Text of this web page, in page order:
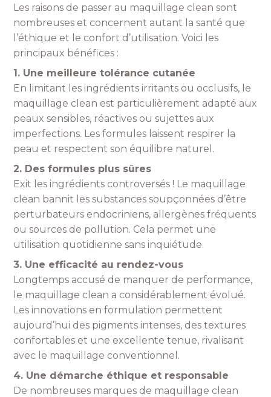
Les raisons de passer au maquillage clean sont
nombreuses et concernent autant la santé que
l’éthique et le confort d’utilisation. Voici les
principaux bénéfices :
1. Une meilleure tolérance cutanée
En limitant les ingrédients irritants ou occlusifs, le
maquillage clean est particulièrement adapté aux
peaux sensibles, réactives ou sujettes aux
imperfections. Les formules laissent respirer la
peau et respectent son équilibre naturel.
2. Des formules plus sûres
Exit les ingrédients controversés ! Le maquillage
clean bannit les substances soupçonnées d’être
perturbateurs endocriniens, allergènes fréquents
ou sources de pollution. Cela permet une
utilisation quotidienne sans inquiétude.
3. Une efficacité au rendez-vous
Longtemps accusé de manquer de performance,
le maquillage clean a considérablement évolué.
Les innovations en formulation permettent
aujourd’hui des pigments intenses, des textures
confortables et une excellente tenue, rivalisant
avec le maquillage conventionnel.
4. Une démarche éthique et responsable
De nombreuses marques de maquillage clean